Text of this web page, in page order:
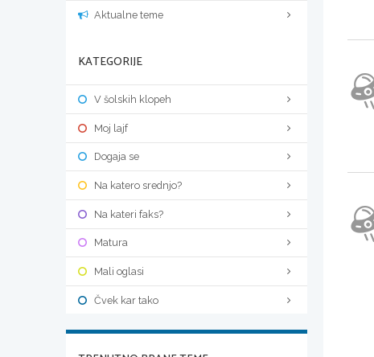
Aktualne teme
KATEGORIJE
V šolskih klopeh
Moj lajf
Dogaja se
Na katero srednjo?
Na kateri faks?
Matura
Mali oglasi
Čvek kar tako